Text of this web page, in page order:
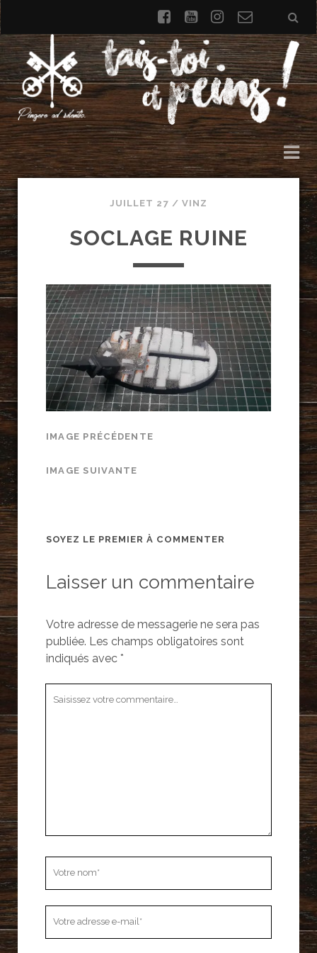
facebookyoutubeinstagram
de
contact
JUILLET 27 / VINZ
SOCLAGE RUINE
IMAGE PRÉCÉDENTE
IMAGE SUIVANTE
SOYEZ LE PREMIER À COMMENTER
Laisser un commentaire
Votre adresse de messagerie ne sera pas
publiée. Les champs obligatoires sont
indiqués avec *